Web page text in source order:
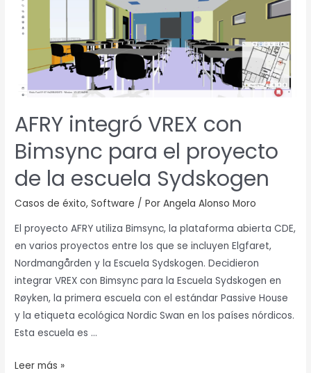
AFRY integró VREX con
Bimsync para el proyecto
de la escuela Sydskogen
Casos de éxito,Software / PorAngela Alonso Moro
El proyecto AFRY utiliza Bimsync, la plataforma abierta CDE,
en varios proyectos entre los que se incluyen Elgfaret,
Nordmangården y la Escuela Sydskogen. Decidieron
integrar VREX con Bimsync para la Escuela Sydskogen en
Røyken, la primera escuela con el estándar Passive House
y la etiqueta ecológica Nordic Swan en los países nórdicos.
Esta escuela es …
VREX
con
Bimsync
proyecto
la
escuela
Leer más »